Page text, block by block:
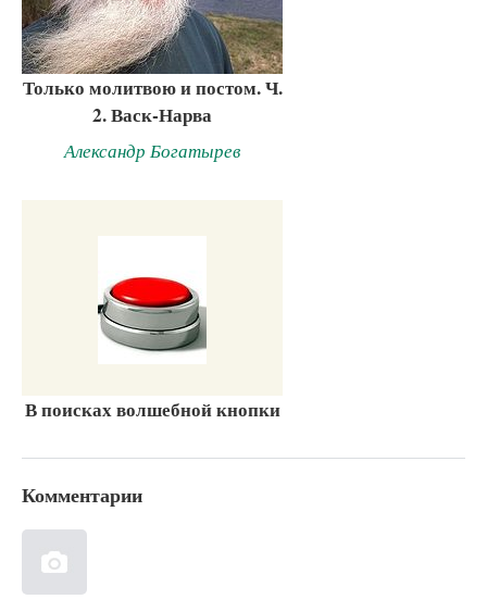
Только молитвою и постом. Ч.
2. Васк-Нарва
Александр Богатырев
В поисках волшебной кнопки
Комментарии